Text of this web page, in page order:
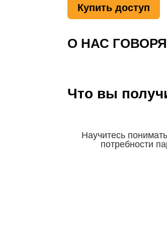
Купить доступ
О НАС
Что вы
Научитесь
потребности